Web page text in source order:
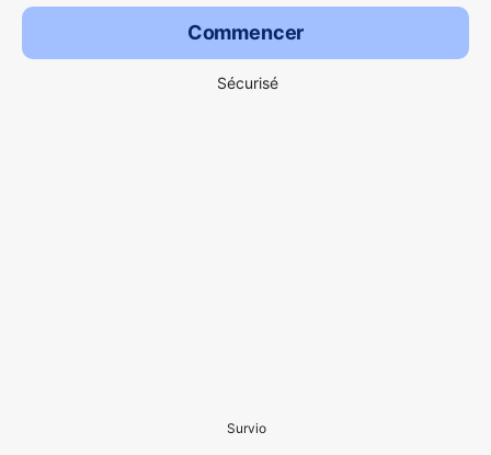
Commencer
Sécurisé
Survio